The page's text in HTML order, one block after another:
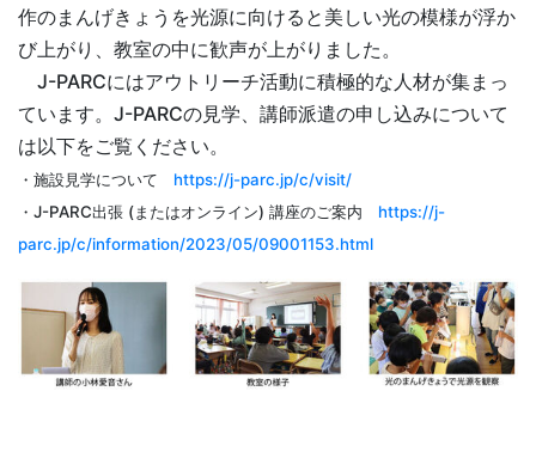
作のまんげきょうを光源に向けると美しい光の模様が浮か
び上がり、教室の中に歓声が上がりました。
J-PARCにはアウトリーチ活動に積極的な人材が集まっ
ています。J-PARCの見学、講師派遣の申し込みについて
は以下をご覧ください。
・施設見学について https://j-parc.jp/c/visit/
・J-PARC出張 (またはオンライン) 講座のご案内 https://j-
parc.jp/c/information/2023/05/09001153.html